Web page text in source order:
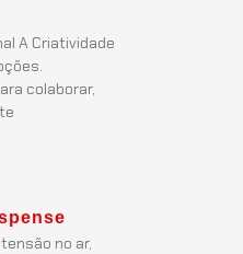
A Criatividade
colaborar,
no ar,